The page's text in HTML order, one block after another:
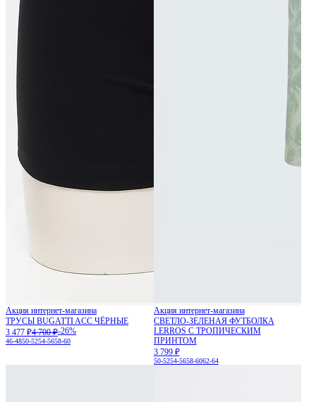
Акция интернет-магазина
ТРУСЫ BUGATTI ACC ЧЁРНЫЕ
3 477 ₽4 700 ₽-26%
46-4850-5254-5658-60
Акция интернет-магазина
СВЕТЛО-ЗЕЛЕНАЯ ФУТБОЛКА
LERROS С ТРОПИЧЕСКИМ
ПРИНТОМ
3 799 ₽
50-5254-5658-6062-64